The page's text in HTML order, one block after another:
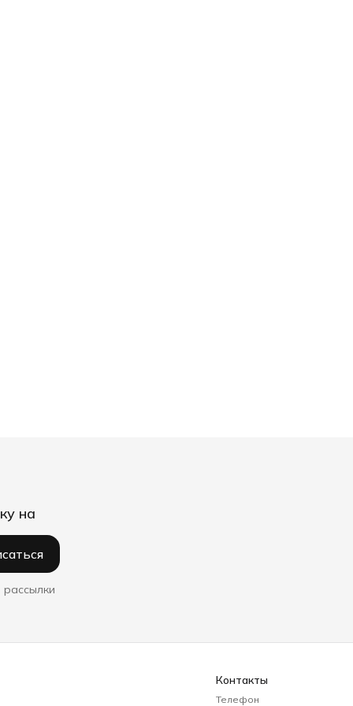
на
Контакты
Телефон